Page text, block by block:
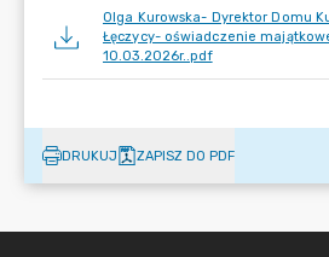
Olga Kurowska- Dyrektor Domu
Łęczycy- oświadczenie
10.03.2026r..pdf
DRUKUJ ZAPISZ DO PDF